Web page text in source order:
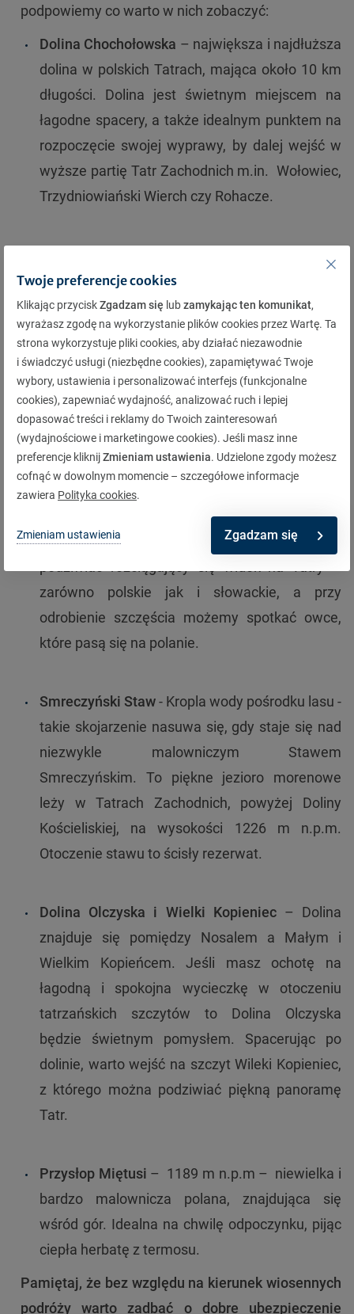
podpowiemy co warto w nich zobaczyć:
Dolina Chochołowska – największa i najdłuższa
dolina w polskich Tatrach, mająca około 10 km
długości. Dolina jest świetnym miejscem na
łagodne spacery, a także idealnym punktem na
rozpoczęcie swojej wyprawy, by dalej wejść w
wyższe partię Tatr Zachodnich m.in. Wołowiec,
Trzydniowiański Wierch czy Rohacze.
równie malownicza Dolina Kościelska – ma 9
km długości i doskonale sprawdzi na spokojny
spacer z dziećmi czy osobami starszymi. Przed
rozpoczęciem wycieczki, należy pamiętać, że za
wejście do Doliny Kościeliskiej obowiązuje
drobna opłata, którą uiszcza się na miejscu.
Rusinowa Polana– 1200 – 1300 m n.p.m. –
polana jest ważnym węzłem szlaków
turystycznych, a także pięknym, sielankowym
miejscem idealnym na odpoczynek, by
zarówno polskie jak i słowackie, a przy
odrobienie szczęścia możemy spotkać owce,
które pasą się na polanie.
Smreczyński Staw- Kropla wody pośrodku lasu -
takie skojarzenie nasuwa się, gdy staje się nad
niezwykle malowniczym Stawem
Smreczyńskim. To piękne jezioro morenowe
leży w Tatrach Zachodnich, powyżej Doliny
Kościeliskiej, na wysokości 1226 m n.p.m.
Otoczenie stawu to ścisły rezerwat.
Dolina Olczyska i Wielki Kopieniec– Dolina
znajduje się pomiędzy Nosalem a Małym i
Wielkim Kopieńcem. Jeśli masz ochotę na
łagodną i spokojna wycieczkę w otoczeniu
tatrzańskich szczytów to Dolina Olczyska
będzie świetnym pomysłem. Spacerując po
dolinie, warto wejść na szczyt Wileki Kopieniec,
z którego można podziwiać piękną panoramę
Tatr.
Przysłop Miętusi – 1189 m n.p.m – niewielka i
bardzo malownicza polana, znajdująca się
wśród gór. Idealna na chwilę odpoczynku, pijąc
ciepła herbatę z termosu.
Pamiętaj, że bez względu na kierunek wiosennych
podróży warto zadbać o dobre ubezpieczenie
Twoje preferencje cookies
Klikając przyciskZgadzam się lubzamykając ten komunikat,
wyrażasz zgodę na wykorzystanie plików cookies przez Wartę. Ta
strona wykorzystuje pliki cookies, aby działać niezawodnie
i świadczyć usługi (niezbędne cookies), zapamiętywać Twoje
wybory, ustawienia i personalizować interfejs (funkcjonalne
cookies), zapewniać wydajność, analizować ruch i lepiej
dopasować treści i reklamy do Twoich zainteresowań
(wydajnościowe i marketingowe cookies). Jeśli masz inne
preferencje kliknijZmieniam ustawienia. Udzielone zgody możesz
cofnąć w dowolnym momencie – szczegółowe informacje
zawiera Polityka cookies.
Zmieniam ustawienia Zgadzam się